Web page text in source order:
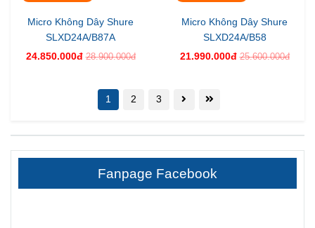
Micro Không Dây Shure
SLXD24A/B87A
24.850.000đ 28.900.000đ
Micro Không Dây Shure
SLXD24A/B58
21.990.000đ 25.600.000đ
1 2 3
Fanpage Facebook